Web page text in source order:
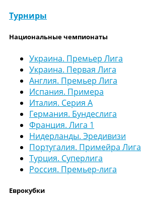
Турниры
Национальные чемпионаты
Украина. Премьер Лига
Украина. Первая Лига
Англия. Премьер Лига
Испания. Примера
Италия. Серия А
Германия. Бундеслига
Франция. Лига 1
Нидерланды. Эредивизи
Португалия. Примейра Лига
Турция. Суперлига
Россия. Премьер-лига
Еврокубки